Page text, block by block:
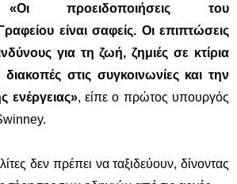
«Οι προειδοποιήσεις του
είναι σαφείς. Οι επιπτώσεις
για τη ζωή, ζημιές σε κτίρια
στις συγκοινωνίες και την
ενέργειας», είπε ο πρώτος υπουργός
δεν πρέπει να ταξιδεύουν, δίνοντας